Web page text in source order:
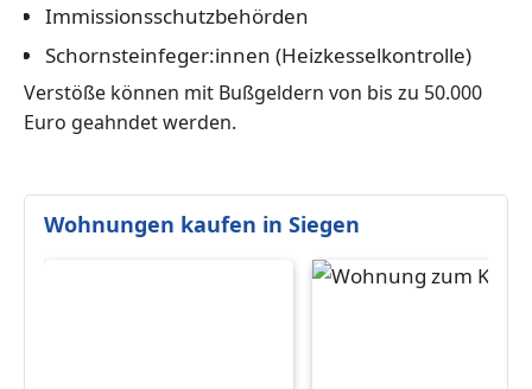
Immissionsschutzbehörden
Schornsteinfeger:innen (Heizkesselkontrolle)
Verstöße können mit Bußgeldern von bis zu 50.000
Euro geahndet werden.
Wohnungen kaufen in Siegen